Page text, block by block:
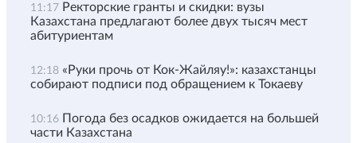
11:17 Ректорские гранты и скидки: вузы
Казахстана предлагают более двух тысяч мест
абитуриентам
12:18 «Руки прочь от Кок-Жайляу!»: казахстанцы
собирают подписи под обращением к Токаеву
10:16 Погода без осадков ожидается на большей
части Казахстана